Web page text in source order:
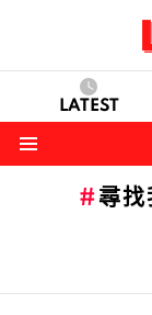
LATEST
尋